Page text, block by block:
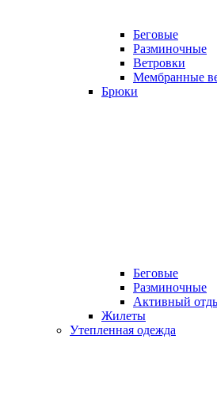
Беговые
Разминочные
Ветровки
Мембранные
Брюки
Беговые
Разминочные
Активный
Жилеты
Утепленная одежда